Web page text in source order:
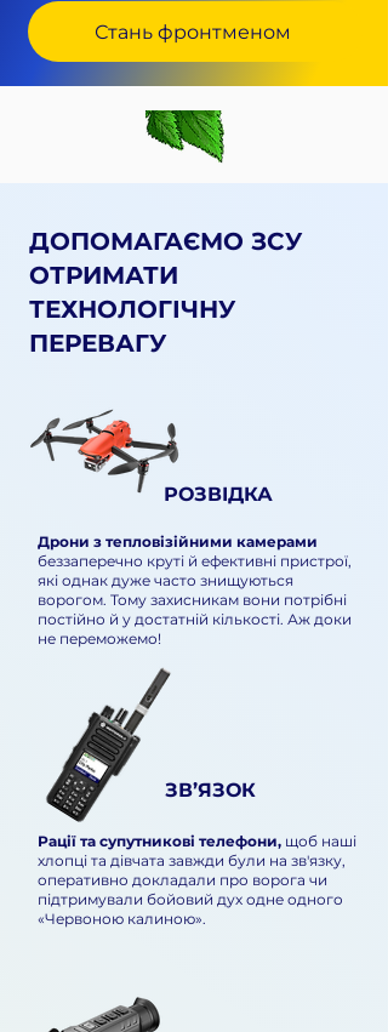
Стань фронтменом
ФРОНТ!
Донать від 500 грн на ЗСУ
і вигравай ексклюзивну
вишиванку!
Підтримати ЗСУ
ДОПОМАГАЄМО ЗСУ
ОТРИМАТИ
ТЕХНОЛОГІЧНУ
ПЕРЕВАГУ
РОЗВІДКА
Дрони з тепловізійними камерами
беззаперечно круті й ефективні пристрої,
які однак дуже часто знищуються
ворогом. Тому захисникам вони потрібні
постійно й у достатній кількості. Аж доки
не переможемо!
ЗВ’ЯЗОК
Рації та супутникові телефони, щоб наші
хлопці та дівчата завжди були на зв'язку,
оперативно докладали про ворога чи
підтримували бойовий дух одне одного
«Червоною калиною».